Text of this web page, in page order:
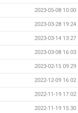
2023-05-08 10:00
2023-03-28 19:24
2023-03-14 13:27
2023-03-08 16:03
2023-02-15 09:29
2022-12-09 16:02
2022-11-19 17:02
2022-11-19 15:30